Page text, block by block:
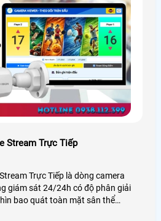
Stream Trực Tiếp
Trực Tiếp là dòng camera
giám sát 24/24h có độ phân giải
bao quát toàn mặt sân thể